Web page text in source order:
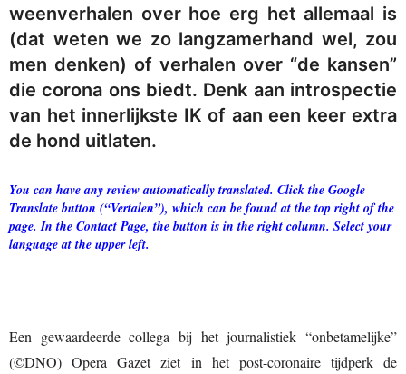
weenverhalen over hoe erg het allemaal is
(dat weten we zo langzamerhand wel, zou
men denken) of verhalen over “de kansen”
die corona ons biedt. Denk aan introspectie
van het innerlijkste IK of aan een keer extra
de hond uitlaten.
You can have any review automatically translated. Click the Google
Translate button (“Vertalen”), which can be found at the top right of the
page. In the Contact Page, the button is in the right column. Select your
language at the upper left.
Een gewaardeerde collega bij het journalistiek “onbetamelijke”
(©DNO) Opera Gazet ziet in het post-coronaire tijdperk de